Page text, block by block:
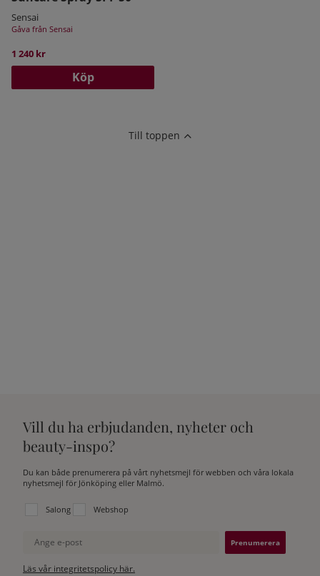
Sensai
Gåva från Sensai
1 240 kr
Köp
Till toppen
Vill du ha erbjudanden, nyheter och
beauty-inspo?
Du kan både prenumerera på vårt nyhetsmejl för webben och våra lokala
nyhetsmejl för Jönköping eller Malmö.
Välj vilken lista du vill prenumerera på:
Salong Webshop
Ange e-post
Läs vår integritetspolicy här.